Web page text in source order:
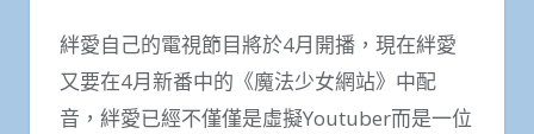
絆愛自己的電視節目將於4月開播，現在絆愛
又要在4月新番中的《魔法少女網站》中配
音，絆愛已經不僅僅是虛擬Youtuber而是一位